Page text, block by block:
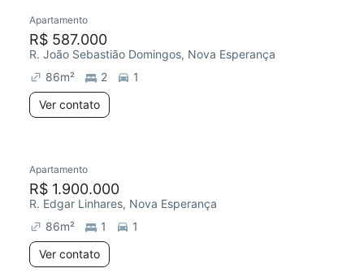
Apartamento
R$ 587.000
R. João Sebastião Domingos, Nova Esperança
86m² 2
1
Ver contato
Apartamento
R$ 1.900.000
R. Edgar Linhares, Nova Esperança
86m² 1
1
Ver contato